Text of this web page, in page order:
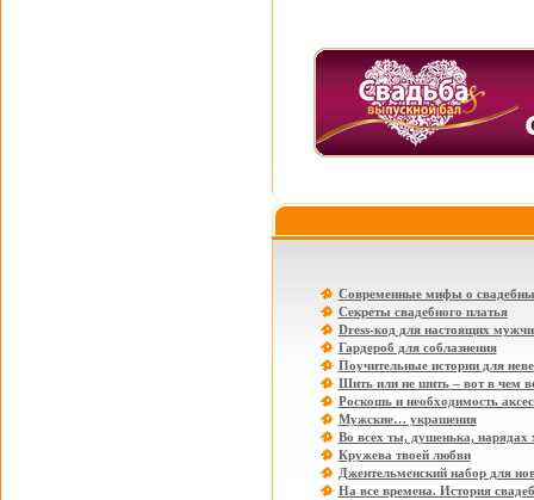
Современные мифы о
Секреты свадебного платья
Dress-код для настоящих
Гардероб для соблазнения
Поучительные истории для
Шить или не шить – вот в чем
Роскошь и необходимость
Мужские… украшения
Во всех ты, душенька, нарядах
Кружева твоей любви
Джентельменский набор для
На все времена. История